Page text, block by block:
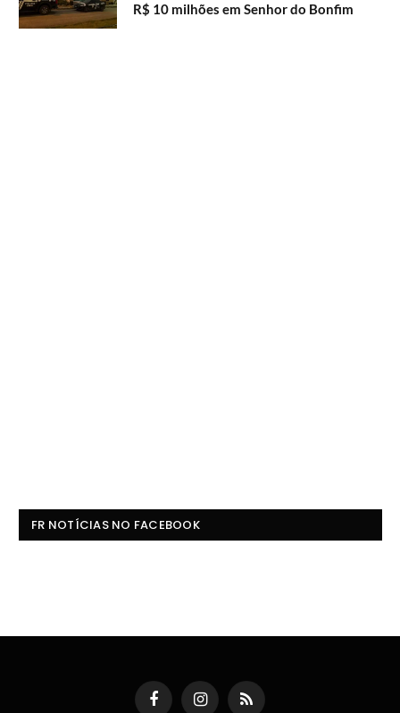
R$ 10 milhões em Senhor do Bonfim
FR NOTÍCIAS NO FACEBOOK
FacebookInstagramRSS